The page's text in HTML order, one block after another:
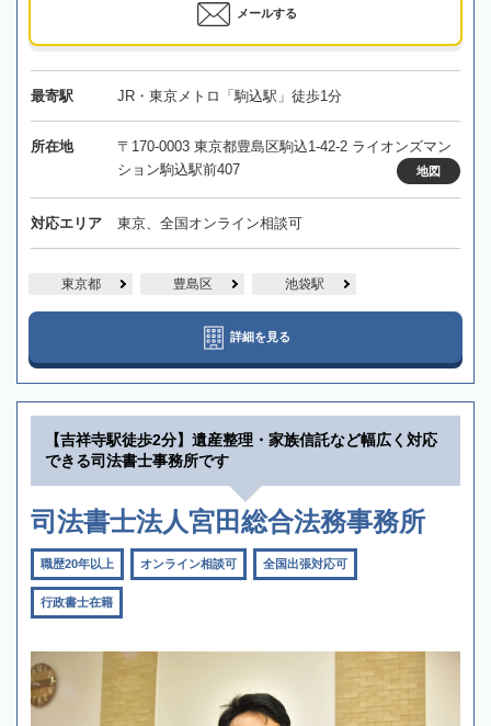
メールする
最寄駅 JR・東京メトロ「駒込駅」徒歩1分
所在地
〒170-0003 東京都豊島区駒込1-42-2 ライオンズマン
ション駒込駅前407
地図
対応エリア 東京、全国オンライン相談可
東京都 豊島区 池袋駅
詳細を見る
【吉祥寺駅徒歩2分】遺産整理・家族信託など幅広く対応
できる司法書士事務所です
司法書士法人宮田総合法務事務所
職歴20年以上 オンライン相談可 全国出張対応可
行政書士在籍